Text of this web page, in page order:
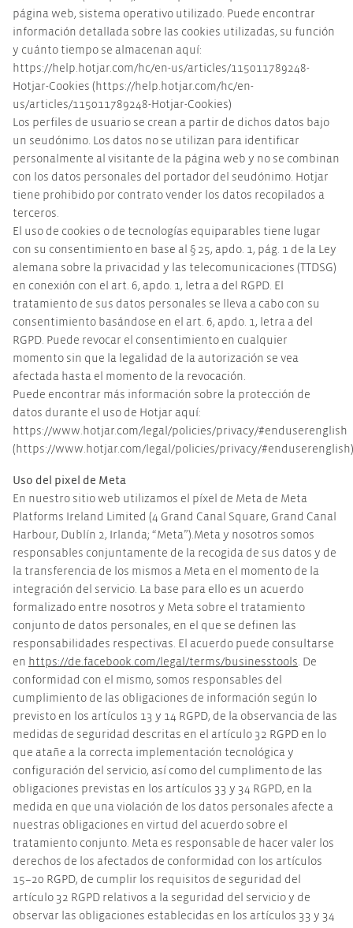
página web, sistema operativo utilizado. Puede encontrar
información detallada sobre las cookies utilizadas, su función
y cuánto tiempo se almacenan aquí:
https://help.hotjar.com/hc/en-us/articles/115011789248-
Hotjar-Cookies (https://help.hotjar.com/hc/en-
us/articles/115011789248-Hotjar-Cookies)
Los perfiles de usuario se crean a partir de dichos datos bajo
un seudónimo. Los datos no se utilizan para identificar
personalmente al visitante de la página web y no se combinan
con los datos personales del portador del seudónimo. Hotjar
tiene prohibido por contrato vender los datos recopilados a
terceros.
El uso de cookies o de tecnologías equiparables tiene lugar
con su consentimiento en base al § 25, apdo. 1, pág. 1 de la Ley
alemana sobre la privacidad y las telecomunicaciones (TTDSG)
en conexión con el art. 6, apdo. 1, letra a del RGPD. El
tratamiento de sus datos personales se lleva a cabo con su
consentimiento basándose en el art. 6, apdo. 1, letra a del
RGPD. Puede revocar el consentimiento en cualquier
momento sin que la legalidad de la autorización se vea
afectada hasta el momento de la revocación.
Puede encontrar más información sobre la protección de
datos durante el uso de Hotjar aquí:
https://www.hotjar.com/legal/policies/privacy/#enduserenglish
(https://www.hotjar.com/legal/policies/privacy/#enduserenglish)
Uso del pixel de Meta
En nuestro sitio web utilizamos el píxel de Meta de Meta
Platforms Ireland Limited (4 Grand Canal Square, Grand Canal
Harbour, Dublín 2, Irlanda; “Meta”).Meta y nosotros somos
responsables conjuntamente de la recogida de sus datos y de
la transferencia de los mismos a Meta en el momento de la
integración del servicio. La base para ello es un acuerdo
formalizado entre nosotros y Meta sobre el tratamiento
conjunto de datos personales, en el que se definen las
responsabilidades respectivas. El acuerdo puede consultarse
en https://de.facebook.com/legal/terms/businesstools. De
conformidad con el mismo, somos responsables del
cumplimiento de las obligaciones de información según lo
previsto en los artículos 13 y 14 RGPD, de la observancia de las
medidas de seguridad descritas en el artículo 32 RGPD en lo
que atañe a la correcta implementación tecnológica y
configuración del servicio, así como del cumplimento de las
obligaciones previstas en los artículos 33 y 34 RGPD, en la
medida en que una violación de los datos personales afecte a
nuestras obligaciones en virtud del acuerdo sobre el
tratamiento conjunto. Meta es responsable de hacer valer los
derechos de los afectados de conformidad con los artículos
15–20 RGPD, de cumplir los requisitos de seguridad del
artículo 32 RGPD relativos a la seguridad del servicio y de
observar las obligaciones establecidas en los artículos 33 y 34